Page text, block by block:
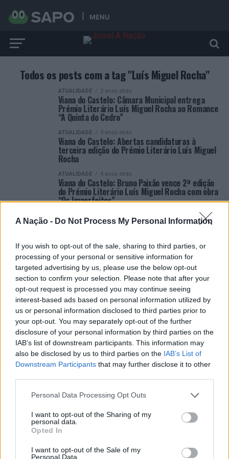
A Nação - Do Not Process My Personal Information
If you wish to opt-out of the sale, sharing to third parties, or
processing of your personal or sensitive information for
targeted advertising by us, please use the below opt-out
section to confirm your selection. Please note that after your
opt-out request is processed you may continue seeing
interest-based ads based on personal information utilized by
us or personal information disclosed to third parties prior to
your opt-out. You may separately opt-out of the further
disclosure of your personal information by third parties on the
IAB’s list of downstream participants. This information may
also be disclosed by us to third parties on the IAB’s List of
Downstream Participants that may further disclose it to other
Personal Data Processing Opt Outs
I want to opt-out of the Sharing of my
personal data.
Opted In
I want to opt-out of the Sale of my
Personal Data.
MENU
Todos os posts com a tag "Luís Miguel Rocha"
ATUALIDADE 2 anos atrás
Viana do Castelo: Câmara Municipal entrega
Prémio Literário Luís Miguel Rocha ao Romance
“A Quinta do Cedro”
ATUALIDADE 3 anos atrás
Viana do Castelo: Abertas candidaturas à
terceira edição do Prémio Literário Luís Miguel
Rocha
ATUALIDADE 4 anos atrás
Viana do Castelo: Bruno Paixão vence 2ª edição
do Prémio Literário Luís Miguel Rocha com obra
“Os Imperfeitos”
ARTIGOS RECENTES
Castelo Branco: “Bienal Internacional de Artes e Ofícios”
promete afirmar artesanato, património e inovação como
“motores de desenvolvimento económico e cultural” do
município português
Covilhã: Especialista aponta investimento estrangeiro e
valorização imobiliária como motores do crescimento da
Beira Interior
Rio de Janeiro: Governo do Estado propõe parceria com a
exterior”